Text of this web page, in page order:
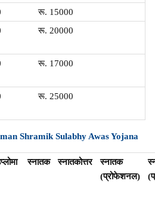
रू. 15000
रू. 20000
रू. 17000
रू. 25000
Shramik Sulabhy Awas Yojana
स्नातक स्नातकोत्तर
स्नातक
(प्रोफेशनल)
(